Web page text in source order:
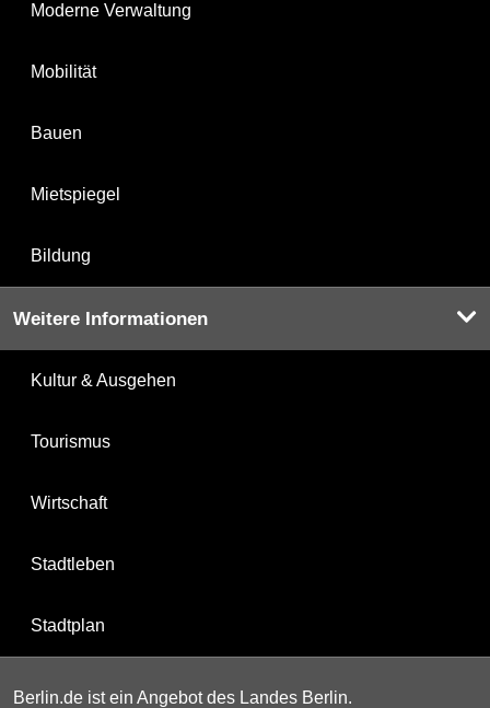
Moderne Verwaltung
Mobilität
Bauen
Mietspiegel
Bildung
Weitere Informationen
Kultur & Ausgehen
Tourismus
Wirtschaft
Stadtleben
Stadtplan
Berlin.de ist ein Angebot des Landes Berlin.